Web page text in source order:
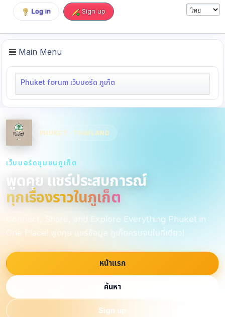
Log in Sign up
Main Menu
Phuket forum เว็บบอร์ด ภูเก็ต
PHUKET · THAILAND
เว็บบอร์ดชุมชนภูเก็ต
พูดคุย แชร์ประสบการณ์
ทุกเรื่องราวในภูเก็ต
Connect, Share, and Explore Everything Phuket in
One Place! พูดคุย แชร์ข้อมูล ภูเก็ตครบจบในที่เดียว!
หน้าแรก
ค้นหา
Sign up